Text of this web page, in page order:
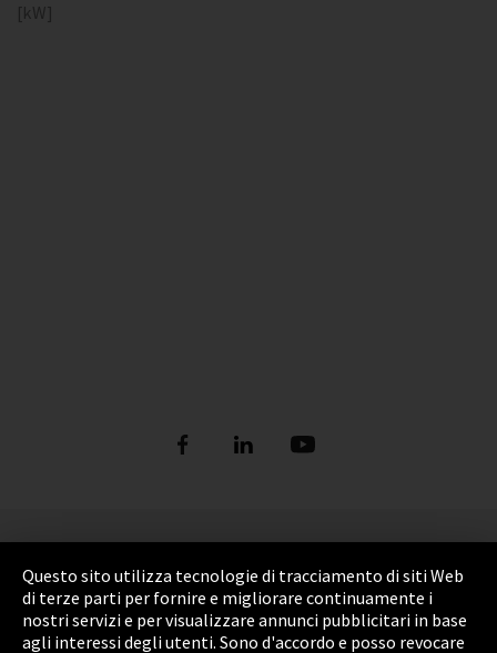
[kW]
Privacy Policy
Cookie Settings
Questo sito utilizza tecnologie di tracciamento di siti Web
di terze parti per fornire e migliorare continuamente i
nostri servizi e per visualizzare annunci pubblicitari in base
agli interessi degli utenti. Sono d'accordo e posso revocare